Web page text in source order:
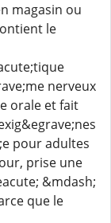
magasin ou
le
nerveux
orale et fait
pour adultes
prise une
&mdash;
que le